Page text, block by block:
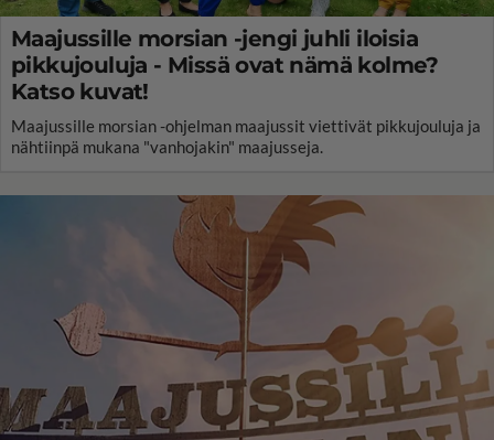
Maajussille morsian -jengi juhli iloisia
pikkujouluja - Missä ovat nämä kolme?
Katso kuvat!
Maajussille morsian -ohjelman maajussit viettivät pikkujouluja ja
nähtiinpä mukana "vanhojakin" maajusseja.